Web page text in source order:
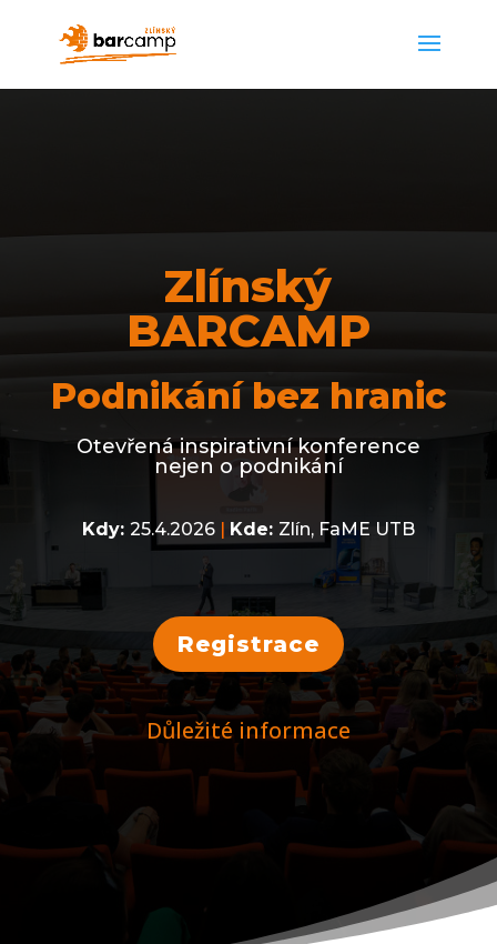
Zlínský
BARCAMP
Podnikání bez hranic
Otevřená inspirativní konference
nejen o podnikání
Kdy: 25.4.2026| Kde: Zlín, FaME UTB
Registrace
Důležité informace